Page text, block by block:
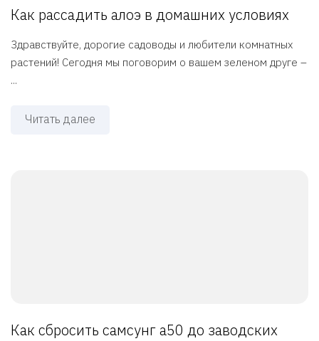
Как рассадить алоэ в домашних условиях
Здравствуйте, дорогие садоводы и любители комнатных
растений! Сегодня мы поговорим о вашем зеленом друге –
...
Читать далее
Как сбросить самсунг а50 до заводских